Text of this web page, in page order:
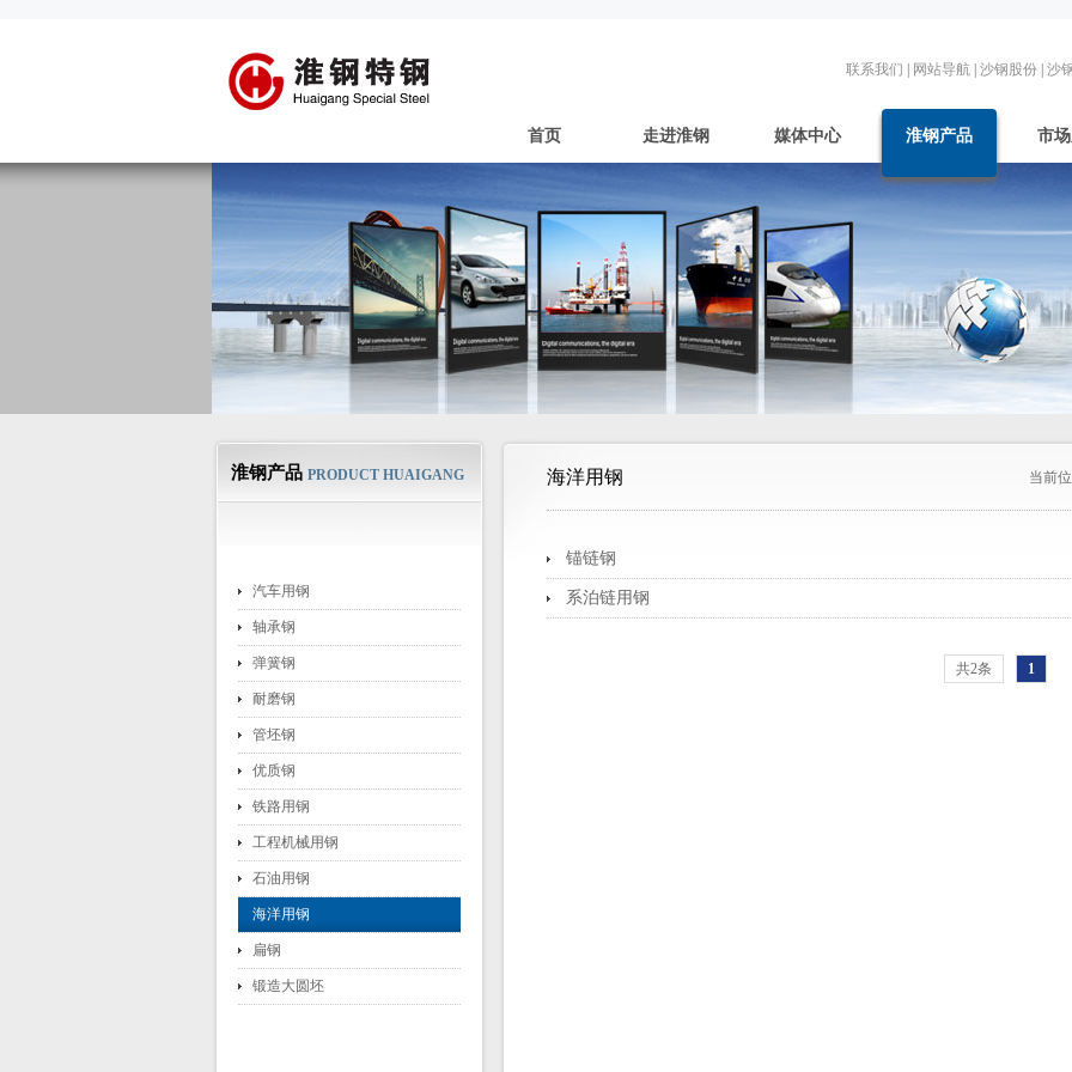
联系我们 网站导航 沙钢股份 沙
首页 走进淮钢 媒体中心 淮钢产品 市
淮钢产品 PRODUCT HUAIGANG
汽车用钢
轴承钢
弹簧钢
耐磨钢
管坯钢
优质钢
铁路用钢
工程机械用钢
石油用钢
海洋用钢
扁钢
锻造大圆坯
当前位
海洋用钢
锚链钢
系泊链用钢
共2条 1